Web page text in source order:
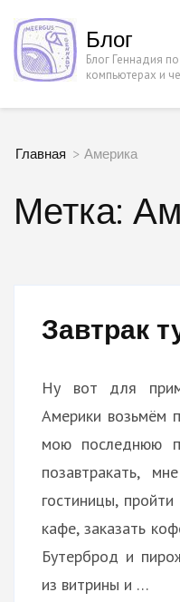
Перейти
содержимому
Блог
Блог Геннадия
компьютерах и
Главная > Америка
Метка:
Завтрак
Ну вот для
Америки возьмём
мою последнюю
позавтракать,
гостиницы,
кафе, заказать
Бутерброд и
из витрины и …